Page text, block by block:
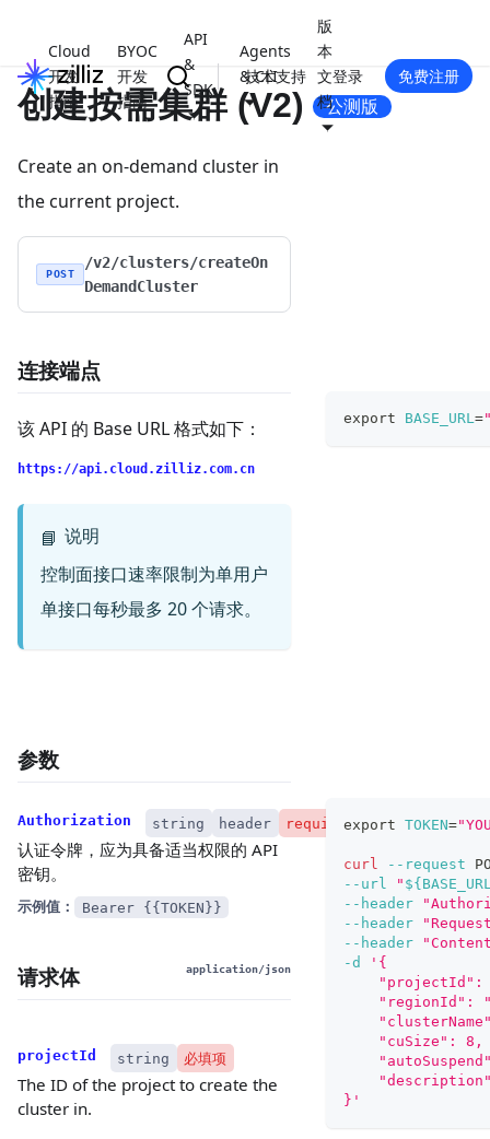
Cloud
开发
指南
BYOC
开发
指南
API
&
SDK
Agents
& CLI
版
本
文
档
技术支持 登录 免费注册
创建按需集群 (V2) 公测版
Create an on-demand cluster in
the current project.
POST
/v2/clusters/createOn
DemandCluster
连接端点
该 API 的 Base URL 格式如下：
https://api.cloud.zilliz.com.cn
📘 说明
控制面接口速率限制为单用户
单接口每秒最多 20 个请求。
export BASE_URL=
参数
Authorization string header required
认证令牌，应为具备适当权限的 API
密钥。
示例值： Bearer {{TOKEN}}
请求体 application/json
projectId string 必填项
The ID of the project to create the
cluster in.
export TOKEN=
curl --request
--url
"
--header
--header
--header
-d
'{
"projectId":
"regionId":
    "cuSize": 8,
"description":
}'